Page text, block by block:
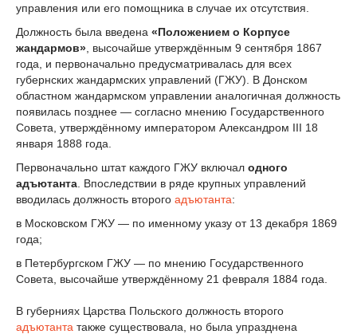
управления или его помощника в случае их отсутствия.
Должность была введена «Положением о Корпусе
жандармов» , высочайше утверждённым 9 сентября 1867
года, и первоначально предусматривалась для всех
губернских жандармских управлений (ГЖУ). В Донском
областном жандармском управлении аналогичная должность
появилась позднее — согласно мнению Государственного
Совета, утверждённому императором Александром III 18
января 1888 года.
Первоначально штат каждого ГЖУ включал одного
адъютанта . Впоследствии в ряде крупных управлений
вводилась должность второго адъютанта:
в Московском ГЖУ — по именному указу от 13 декабря 1869
года;
в Петербургском ГЖУ — по мнению Государственного
Совета, высочайше утверждённому 21 февраля 1884 года.
В губерниях Царства Польского должность второго
адъютанта также существовала, но была упразднена